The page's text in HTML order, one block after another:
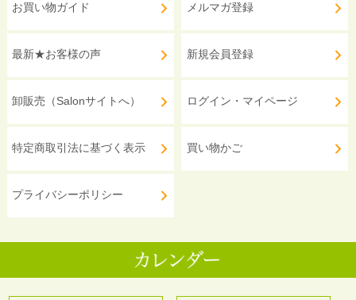
お買い物ガイド
最新★お客様の声
卸販売（Salonサイトへ）
特定商取引法に基づく表示
プライバシーポリシー
メルマガ登録
新規会員登録
ログイン・マイページ
買い物かご